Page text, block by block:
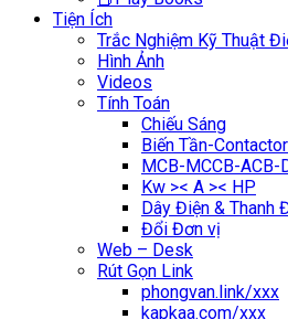
Tiện Ích
Trắc Nghiệm Kỹ Thuật
Hình Ảnh
Videos
Tính Toán
Chiếu Sáng
Biến Tần-
MCB-MCCB-ACB-
Kw >< A >< HP
Dây Điện & Thanh
Đổi Đơn vị
Web – Desk
Rút Gọn Link
phongvan.link/xxx
kapkaa.com/xxx